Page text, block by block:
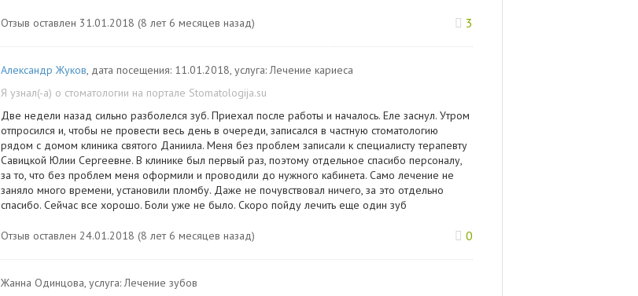
Отзыв оставлен 31.01.2018 (8 лет 6 месяцев назад) 3
Александр Жуков, дата посещения: 11.01.2018, услуга:Лечение кариеса
Я узнал(-а) о стоматологии на портале Stomatologija.su
Две недели назад сильно разболелся зуб. Приехал после работы и началось. Еле заснул. Утром
отпросился и, чтобы не провести весь день в очереди, записался в частную стоматологию
рядом с домом клиника святого Даниила. Меня без проблем записали к специалисту терапевту
Савицкой Юлии Сергеевне. В клинике был первый раз, поэтому отдельное спасибо персоналу,
за то, что без проблем меня оформили и проводили до нужного кабинета. Само лечение не
заняло много времени, установили пломбу. Даже не почувствовал ничего, за это отдельно
спасибо. Сейчас все хорошо. Боли уже не было. Скоро пойду лечить еще один зуб
Отзыв оставлен 24.01.2018 (8 лет 6 месяцев назад) 0
Жанна Одинцова, услуга:Лечение зубов